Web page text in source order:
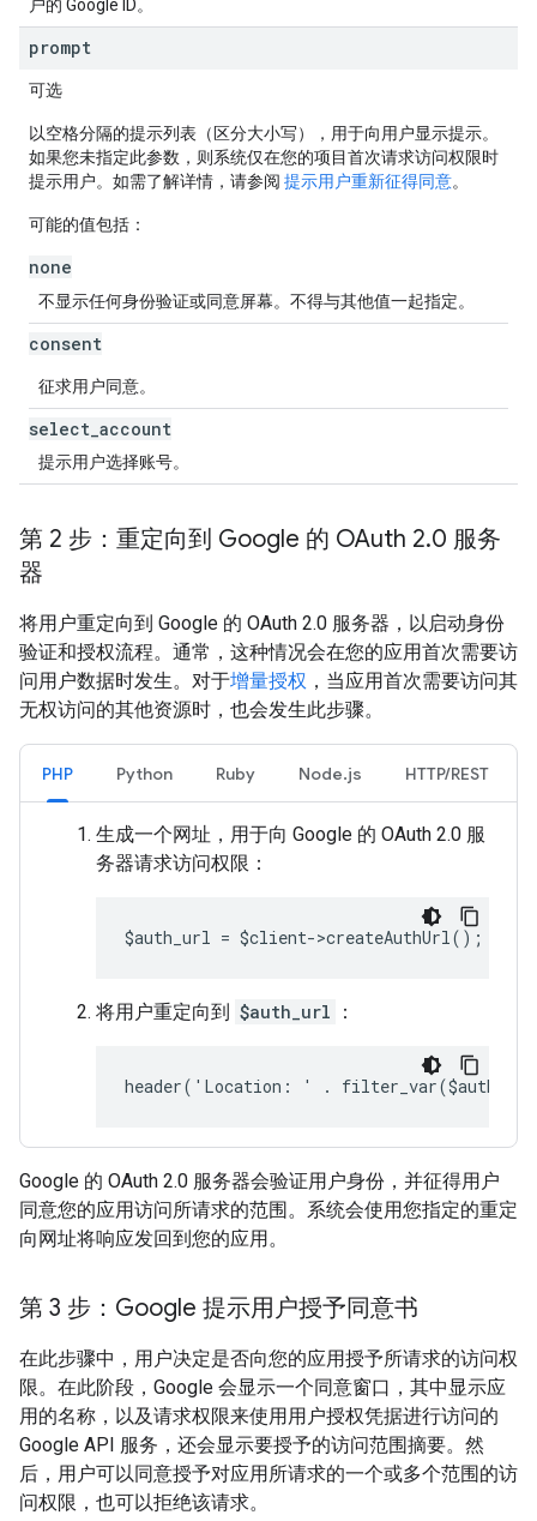
户的 Google ID。
prompt
可选
以空格分隔的提示列表（区分大小写），用于向用户显示提示。
如果您未指定此参数，则系统仅在您的项目首次请求访问权限时
提示用户。如需了解详情，请参阅 提示用户重新征得同意。
可能的值包括：
none
不显示任何身份验证或同意屏幕。不得与其他值一起指定。
consent
征求用户同意。
select account
提示用户选择账号。
第 2 步：重定向到 Google 的 OAuth 2.0 服务
器
将用户重定向到 Google 的 OAuth 2.0 服务器，以启动身份
验证和授权流程。通常，这种情况会在您的应用首次需要访
问用户数据时发生。对于增量授权 ，当应用首次需要访问其
无权访问的其他资源时，也会发生此步骤。
PHP Python Ruby Node.js HTTP/REST
生成一个网址，用于向 Google 的 OAuth 2.0 服
务器请求访问权限：
$auth_url = $client->createAuthUrl();
将用户重定向到 $auth_url ：
header('Location: ' . filter_var($auth_url,
Google 的 OAuth 2.0 服务器会验证用户身份，并征得用户
同意您的应用访问所请求的范围。系统会使用您指定的重定
向网址将响应发回到您的应用。
第 3 步：Google 提示用户授予同意书
在此步骤中，用户决定是否向您的应用授予所请求的访问权
限。在此阶段，Google 会显示一个同意窗口，其中显示应
用的名称，以及请求权限来使用用户授权凭据进行访问的
Google API 服务，还会显示要授予的访问范围摘要。然
后，用户可以同意授予对应用所请求的一个或多个范围的访
问权限，也可以拒绝该请求。